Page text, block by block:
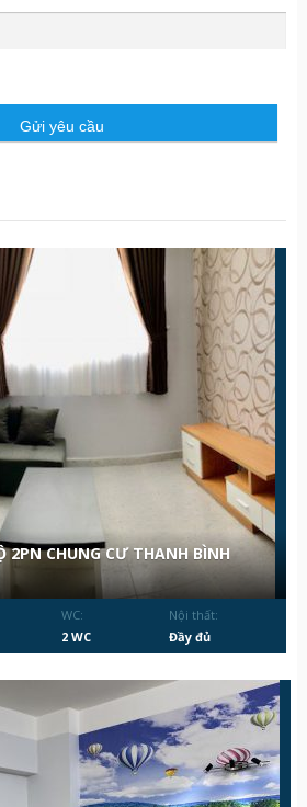
2PN CHUNG CƯ THANH BÌNH
WC:
2 WC
Nội thất:
Đầy đủ